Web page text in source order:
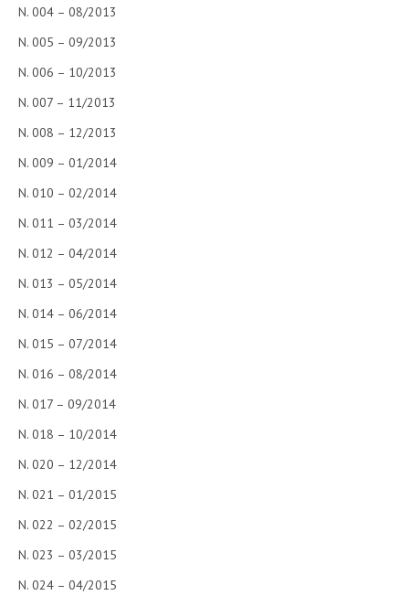
N. 004 – 08/2013
N. 005 – 09/2013
N. 006 – 10/2013
N. 007 – 11/2013
N. 008 – 12/2013
N. 009 – 01/2014
N. 010 – 02/2014
N. 011 – 03/2014
N. 012 – 04/2014
N. 013 – 05/2014
N. 014 – 06/2014
N. 015 – 07/2014
N. 016 – 08/2014
N. 017 – 09/2014
N. 018 – 10/2014
N. 020 – 12/2014
N. 021 – 01/2015
N. 022 – 02/2015
N. 023 – 03/2015
N. 024 – 04/2015